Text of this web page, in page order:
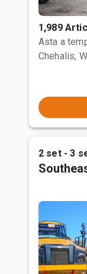
1,989
Asta a
Chehalis,
2 set - 3